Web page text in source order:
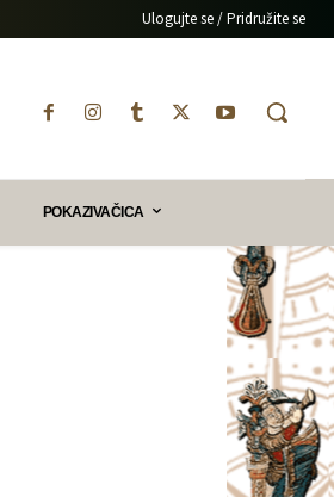
Ulogujte se / Pridružite se
POKAZIVAČICA